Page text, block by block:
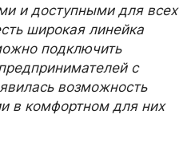
и доступными для всех
широкая линейка
подключить
с
возможность
в комфортном для них